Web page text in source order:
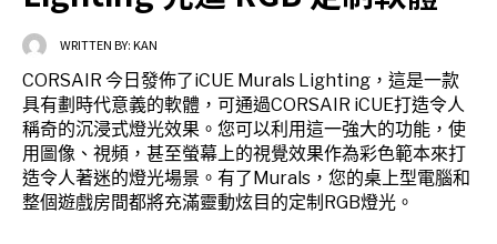
WRITTEN BY:KAN
CORSAIR 今日發佈了iCUE Murals Lighting，這是一款
具有劃時代意義的軟體，可通過CORSAIR iCUE打造令人
稱奇的沉浸式燈光效果。您可以利用這一強大的功能，使
用圖像、視頻，甚至螢幕上的視覺效果作為彩色範本來打
造令人著迷的燈光場景。有了Murals，您的桌上型電腦和
整個遊戲房間都將充滿靈動炫目的定制RGB燈光。